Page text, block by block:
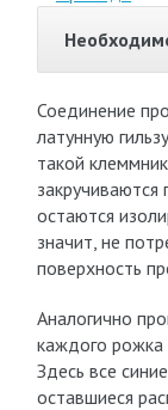
Соединение
латунную
такой
остаются
значит, не
поверхность
Аналогично
каждого рожка
Здесь все
оставшиеся